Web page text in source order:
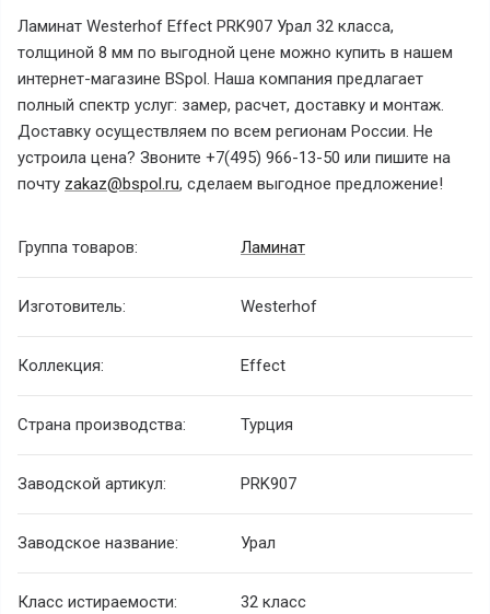
Ламинат Westerhof Effect PRK907 Урал 32 класса,
толщиной 8 мм по выгодной цене можно купить в нашем
интернет-магазине BSpol. Наша компания предлагает
полный спектр услуг: замер, расчет, доставку и монтаж.
Доставку осуществляем по всем регионам России. Не
устроила цена? Звоните +7(495) 966-13-50 или пишите на
почту zakaz@bspol.ru, сделаем выгодное предложение!
Группа товаров: Ламинат
Изготовитель: Westerhof
Коллекция: Effect
Страна производства: Турция
Заводской артикул: PRK907
Заводское название: Урал
Класс истираемости: 32 класс